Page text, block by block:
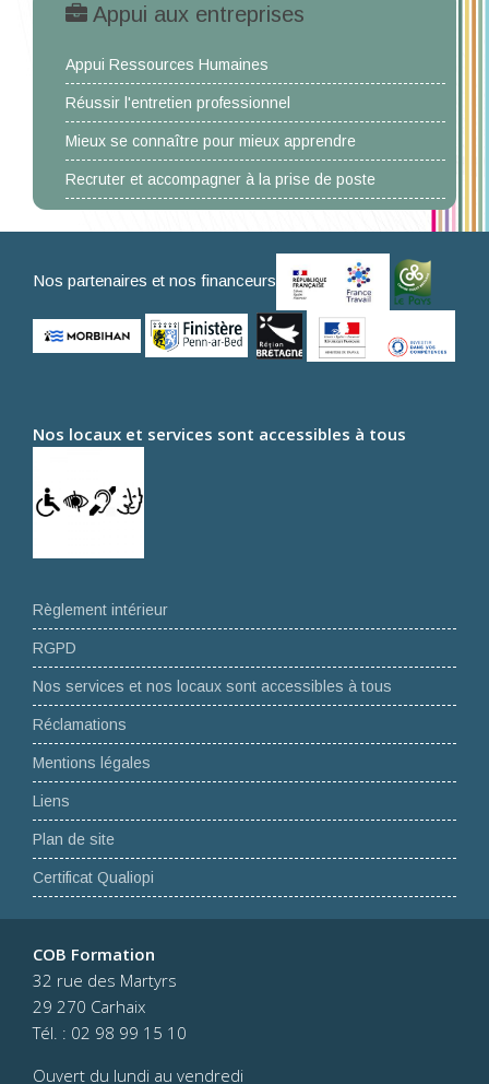
Appui aux entreprises
Appui Ressources Humaines
Réussir l'entretien professionnel
Mieux se connaître pour mieux apprendre
Recruter et accompagner à la prise de poste
Nos partenaires et nos financeurs
Nos locaux et services sont accessibles à tous
Règlement intérieur
RGPD
Nos services et nos locaux sont accessibles à tous
Réclamations
Mentions légales
Liens
Plan de site
Certificat Qualiopi
COB Formation
32 rue des Martyrs
29 270 Carhaix
Tél. : 02 98 99 15 10
Ouvert du lundi au vendredi